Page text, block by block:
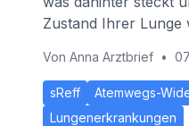
Zustand Ihrer Lunge
Von Anna Arztbrief •
sReff Atemwegs-
Lungenerkrankungen